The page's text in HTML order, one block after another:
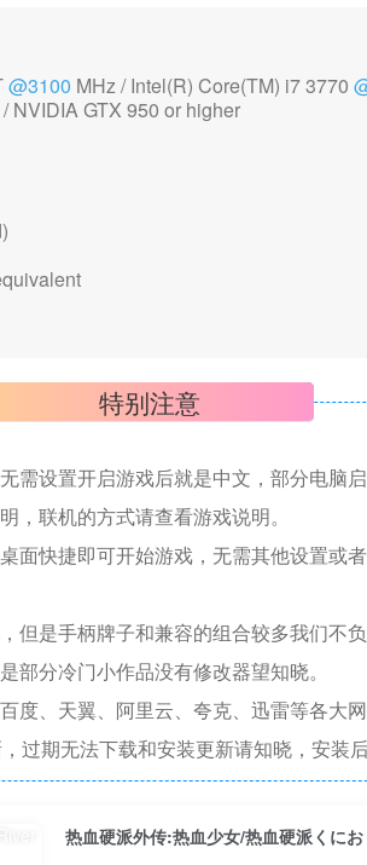
@3100 MHz / Intel(R) Core(TM) i7 3770
GTX 950 or higher
特别注意
需设置开启游戏后就是中文，部分电脑
，联机的方式请查看游戏说明。
面快捷即可开始游戏，无需其他设置或
是手柄牌子和兼容的组合较多我们不负
分冷门小作品没有修改器望知晓。
、天翼、阿里云、夸克、迅雷等各大网
过期无法下载和安装更新请知晓，安装
热血硬派外传:热血少女/热血硬派くに